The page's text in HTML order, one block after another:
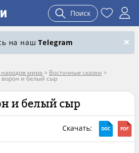
Поиск
на нашTelegram
народов мира > Восточные сказки >
и белый сыр
и белый сыр
Скачать: